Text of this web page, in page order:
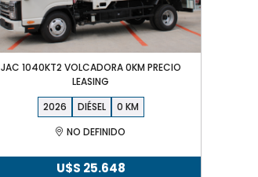
JAC 1040KT2 VOLCADORA 0KM PRECIO
LEASING
2026
DIÉSEL
0
NO DEFINIDO
U$S 25.648